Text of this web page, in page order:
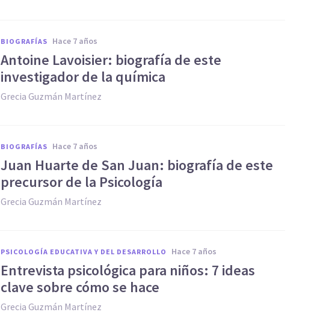
BIOGRAFÍAS hace 7 años
Antoine Lavoisier: biografía de este
investigador de la química
Grecia Guzmán Martínez
BIOGRAFÍAS hace 7 años
Juan Huarte de San Juan: biografía de este
precursor de la Psicología
Grecia Guzmán Martínez
PSICOLOGÍA EDUCATIVA Y DEL DESARROLLO hace 7 años
Entrevista psicológica para niños: 7 ideas
clave sobre cómo se hace
Grecia Guzmán Martínez